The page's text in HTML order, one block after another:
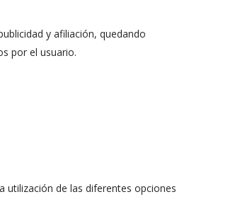
y afiliación, quedando
por el usuario.
utilización de las diferentes opciones